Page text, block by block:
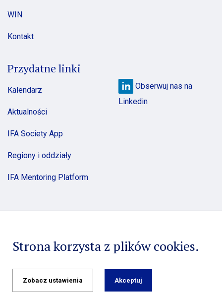
WIN
Kontakt
Przydatne linki
Kalendarz
Aktualności
IFA Society App
Regiony i oddziały
IFA Mentoring Platform
Obserwuj nas na
Linkedin
Copyright 2021 IFA Poland. All rights reserved.Polityka
prywatności
Strona korzysta z plików cookies.
Zobacz ustawienia Akceptuj